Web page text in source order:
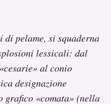
pelame, si squaderna
lessicali: dal
al conio
designazione
grafico «comata» (nella